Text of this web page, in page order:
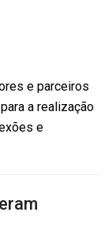
e parceiros
a realização
e